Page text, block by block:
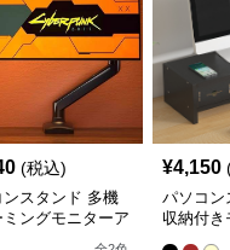
(税込)
ンスタンド 多機
ングモニターア
¥4,150
パソコン
収納付き